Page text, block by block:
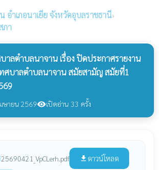
อำเภอนาเยีย จังหวัดอุบลราชธานี›
ภา
าลตำบลนาจาน เรื่อง ปิดประกาศรายงาน
ศบาลตำบลนาจาน สมัยสามัญ สมัยที่1
ษายน 2569visibilityเปิดอ่าน 33 ครั้ง
25690421_VpCLerh.pdf file_download ดาวน์โหลด